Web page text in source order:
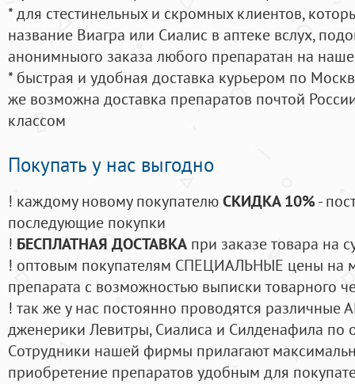
* для стестинельных и скромных клиентов,
название Виагра или Сиалис в аптеке вслух,
анонимныого заказа любого препаратан на
* быстрая и удобная доставка курьером по
же возможна доставка препаратов почтой
классом
Покупать у нас выгодно
! каждому новому покупателюСКИДКА 10%-
последующие покупки
! БЕСПЛАТНАЯ ДОСТАВКА при заказе товара на
! оптовым покупателям СПЕЦИАЛЬНЫЕ цены на
препарата с возможностью выписки товарного
! так же у нас постоянно проводятся
дженерики Левитры, Сиалиса и Силденафила по
Cотрудники нашей фирмы прилагают
приобретение препаратов удобным для